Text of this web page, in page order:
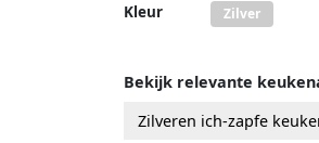
Kleur Zilver
Bekijk relevante
Zilveren ich-zapfe